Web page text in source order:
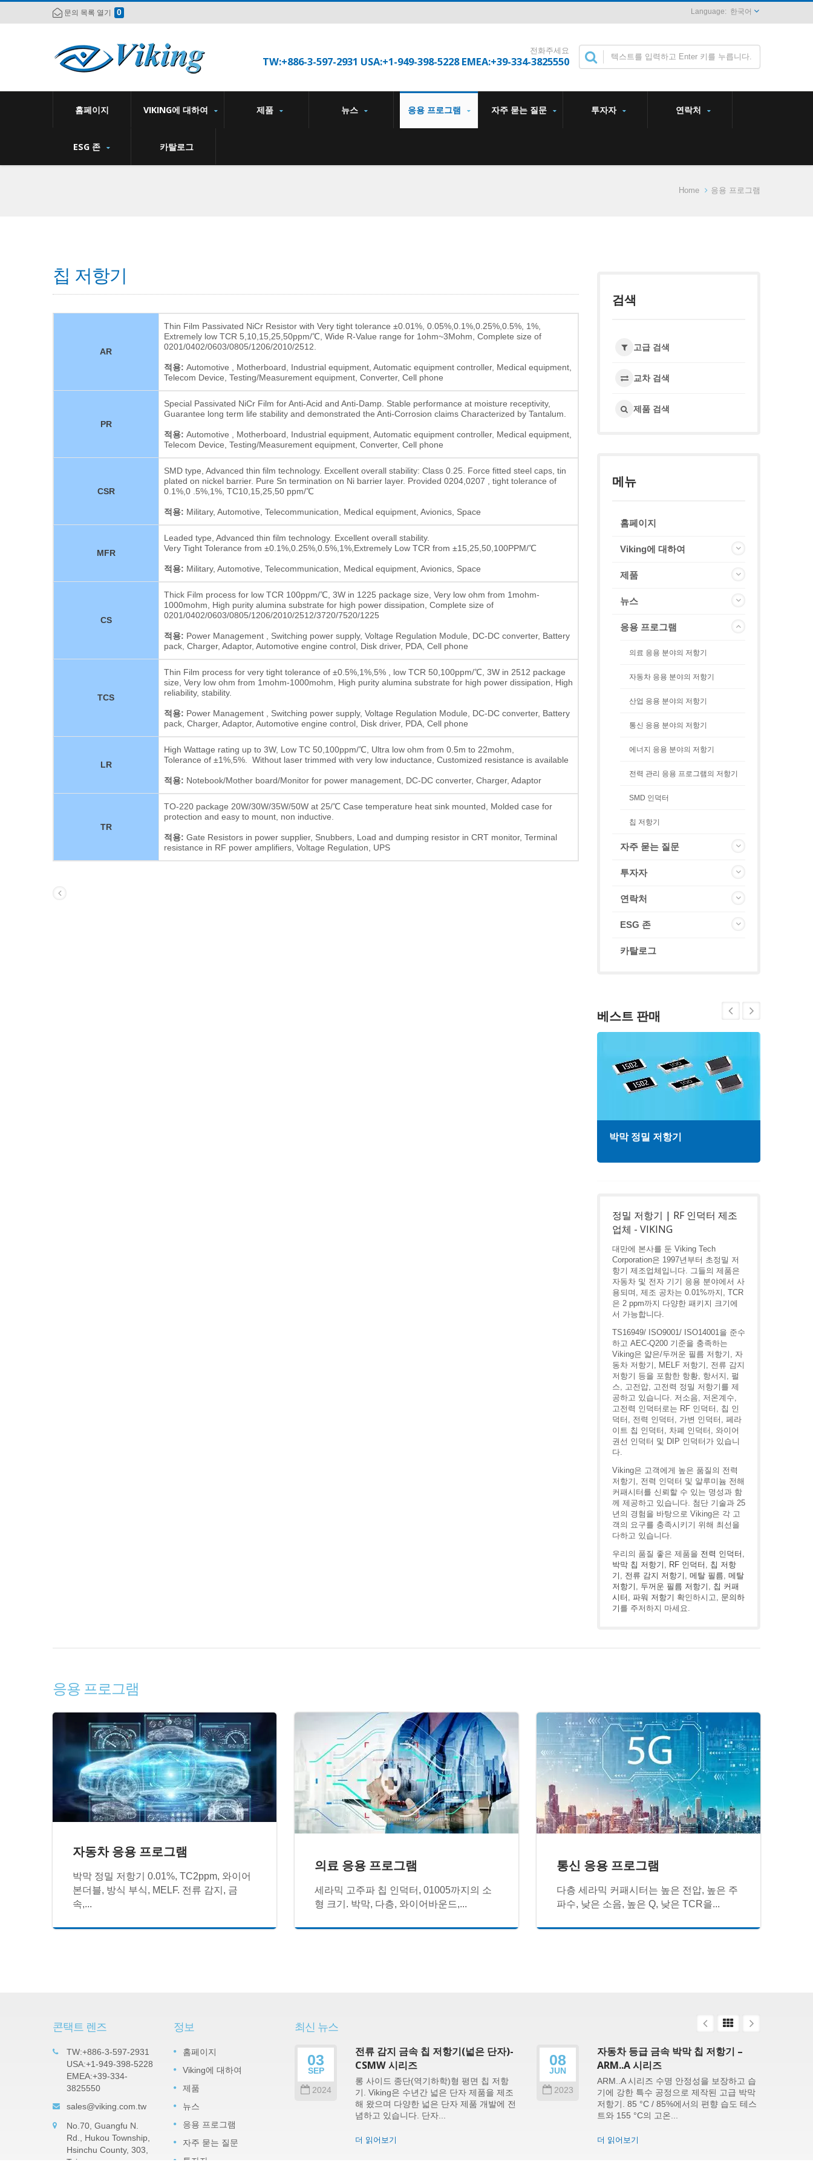
문의 목록 열기 0 한국어
전화주세요
TW:+886-3-597-2931 USA:+1-949-398-5228 EMEA:+39-334-3825550
홈페이지 VIKING에 대하여 제품 뉴스 응용 프로그램 자주 묻는 질문 투자자 연락처
ESG 존 카탈로그
Home 응용 프로그램
칩 저항기
AR
Thin Film Passivated NiCr Resistor with Very tight tolerance ±0.01%, 0.05%,0.1%,0.25%,0.5%, 1%,
Extremely low TCR 5,10,15,25,50ppm/℃, Wide R-Value range for 1ohm~3Mohm, Complete size of
0201/0402/0603/0805/1206/2010/2512.
적용: Automotive , Motherboard, Industrial equipment, Automatic equipment controller, Medical equipment,
Telecom Device, Testing/Measurement equipment, Converter, Cell phone
PR
Special Passivated NiCr Film for Anti-Acid and Anti-Damp. Stable performance at moisture receptivity,
Guarantee long term life stability and demonstrated the Anti-Corrosion claims Characterized by Tantalum.
적용: Automotive , Motherboard, Industrial equipment, Automatic equipment controller, Medical equipment,
Telecom Device, Testing/Measurement equipment, Converter, Cell phone
CSR
SMD type, Advanced thin film technology. Excellent overall stability: Class 0.25. Force fitted steel caps, tin
plated on nickel barrier. Pure Sn termination on Ni barrier layer. Provided 0204,0207 , tight tolerance of
0.1%,0 .5%,1%, TC10,15,25,50 ppm/℃
적용: Military, Automotive, Telecommunication, Medical equipment, Avionics, Space
MFR
Leaded type, Advanced thin film technology. Excellent overall stability.
Very Tight Tolerance from ±0.1%,0.25%,0.5%,1%,Extremely Low TCR from ±15,25,50,100PPM/℃
적용: Military, Automotive, Telecommunication, Medical equipment, Avionics, Space
CS
Thick Film process for low TCR 100ppm/℃, 3W in 1225 package size, Very low ohm from 1mohm-
1000mohm, High purity alumina substrate for high power dissipation, Complete size of
0201/0402/0603/0805/1206/2010/2512/3720/7520/1225
적용: Power Management , Switching power supply, Voltage Regulation Module, DC-DC converter, Battery
pack, Charger, Adaptor, Automotive engine control, Disk driver, PDA, Cell phone
TCS
Thin Film process for very tight tolerance of ±0.5%,1%,5% , low TCR 50,100ppm/℃, 3W in 2512 package
size, Very low ohm from 1mohm-1000mohm, High purity alumina substrate for high power dissipation, High
reliability, stability.
적용: Power Management , Switching power supply, Voltage Regulation Module, DC-DC converter, Battery
pack, Charger, Adaptor, Automotive engine control, Disk driver, PDA, Cell phone
LR
High Wattage rating up to 3W, Low TC 50,100ppm/℃, Ultra low ohm from 0.5m to 22mohm,
Tolerance of ±1%,5%. Without laser trimmed with very low inductance, Customized resistance is available
적용: Notebook/Mother board/Monitor for power management, DC-DC converter, Charger, Adaptor
TR
TO-220 package 20W/30W/35W/50W at 25/℃ Case temperature heat sink mounted, Molded case for
protection and easy to mount, non inductive.
적용: Gate Resistors in power supplier, Snubbers, Load and dumping resistor in CRT monitor, Terminal
resistance in RF power amplifiers, Voltage Regulation, UPS
검색
고급 검색
교차 검색
제품 검색
메뉴
홈페이지
Viking에 대하여
제품
뉴스
응용 프로그램
의료 응용 분야의 저항기
자동차 응용 분야의 저항기
산업 응용 분야의 저항기
통신 응용 분야의 저항기
에너지 응용 분야의 저항기
전력 관리 응용 프로그램의 저항기
SMD 인덕터
칩 저항기
자주 묻는 질문
투자자
연락처
ESG 존
카탈로그
베스트 판매
박막 정밀 저항기
정밀 저항기 | RF 인덕터 제조
업체 - VIKING
대만에 본사를 둔 Viking Tech
Corporation은 1997년부터 초정밀 저
항기 제조업체입니다. 그들의 제품은
자동차 및 전자 기기 응용 분야에서 사
용되며, 제조 공차는 0.01%까지, TCR
은 2 ppm까지 다양한 패키지 크기에
서 가능합니다.
TS16949/ ISO9001/ ISO14001을 준수
하고 AEC-Q200 기준을 충족하는
Viking은 얇은/두꺼운 필름 저항기, 자
동차 저항기, MELF 저항기, 전류 감지
저항기 등을 포함한 항황, 항서지, 펄
스, 고전압, 고전력 정밀 저항기를 제
공하고 있습니다. 저소음, 저온계수,
고전력 인덕터로는 RF 인덕터, 칩 인
덕터, 전력 인덕터, 가변 인덕터, 페라
이트 칩 인덕터, 차폐 인덕터, 와이어
권선 인덕터 및 DIP 인덕터가 있습니
다.
Viking은 고객에게 높은 품질의 전력
저항기, 전력 인덕터 및 알루미늄 전해
커패시터를 신뢰할 수 있는 명성과 함
께 제공하고 있습니다. 첨단 기술과 25
년의 경험을 바탕으로 Viking은 각 고
객의 요구를 충족시키기 위해 최선을
다하고 있습니다.
우리의 품질 좋은 제품을 전력 인덕터 ,
박막 칩 저항기 , RF 인덕터 , 칩 저항
기 , 전류 감지 저항기 , 메탈 필름, 메탈
저항기 , 두꺼운 필름 저항기 , 칩 커패
시터 , 파워 저항기 확인하시고, 문의하
기 를 주저하지 마세요.
응용 프로그램
자동차 응용 프로그램
박막 정밀 저항기 0.01%, TC2ppm, 와이어
본더블, 방식 부식, MELF. 전류 감지, 금
속,...
의료 응용 프로그램
세라믹 고주파 칩 인덕터, 01005까지의 소
형 크기. 박막, 다층, 와이어바운드,...
통신 응용 프로그램
다층 세라믹 커패시터는 높은 전압, 높은 주
파수, 낮은 소음, 높은 Q, 낮은 TCR을...
콘택트 렌즈
TW:+886-3-597-2931
USA:+1-949-398-5228
EMEA:+39-334-
3825550
sales@viking.com.tw
No.70, Guangfu N.
Rd., Hukou Township,
Hsinchu County, 303,
Taiwan
정보
홈페이지
Viking에 대하여
제품
뉴스
응용 프로그램
자주 묻는 질문
투자자
최신 뉴스
05
SEP
2022
중요한 제품: 탄탈럼 나이트라이드
(TaN) 얇은 필름 정밀 칩 저항기 -
TAR 시리즈
TaN(탄탈륨 나이트라이드) 필름은 높은 상
대 습도에 견딜 수 있는 수분 불침투성 탄탈
보다 높은 습도와...
더 읽어보기
03
SEP
2024
전류 감지 금속 칩 저항기(넓은 단자)-
CSMW 시리즈
롱 사이드 종단(역기하학)형 평면 칩 저항
기. Viking은 수년간 넓은 단자 제품을 제조
해 왔으며 다양한 넓은 단자 제품 개발에 전
념하고 있습니다. 단자...
더 읽어보기
08
JUN
2023
자동차 등급 금속 박막 칩 저항기 –
ARM..A 시리즈
ARM..A 시리즈 수명 안정성을 보장하고 습
기에 강한 특수 공정으로 제작된 고급 박막
저항기. 85 °C / 85%에서의 편향 습도 테스
트와 155 °C의 고온...
더 읽어보기